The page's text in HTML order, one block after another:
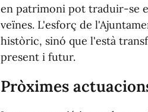
en patrimoni pot traduir-se
veïnes. L'esforç de
històric, sinó que l'està
present i futur.
Pròximes